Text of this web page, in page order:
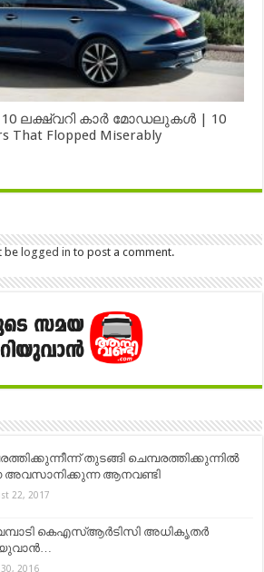
ലക്ഷ്വറി കാർ മോഡലുകൾ | 10
That Flopped Miserably
be logged in to post a comment.
തുടങ്ങി ചെമ്പരത്തിക്കുന്നില്‍
അവസാനിക്കുന്ന ആനവണ്ടി
22, 2017
കെഎസ്ആര്‍ടിസി അധികൃതര്‍
30, 2016